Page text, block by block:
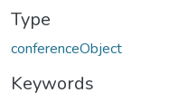
Type
conferenceObject
Keywords